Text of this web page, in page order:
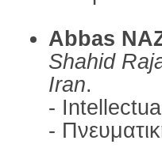
Abbas
Shahid
Iran.
-
-